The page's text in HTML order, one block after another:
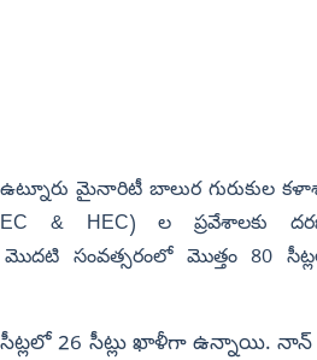
ఉట్నూరు మైనారిటీ బాలుర గురుకుల
& HEC) ల ప్రవేశాలకు
సంవత్సరంలో మొత్తం 80
26 సీట్లు ఖాళీగా ఉన్నాయి. నాన్